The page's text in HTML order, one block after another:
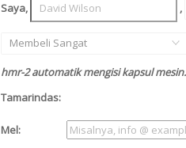
Saya, ,
Membeli Sangat
hmr-2 automatik mengisi kapsul mesin.
Tamarindas:
Mel: